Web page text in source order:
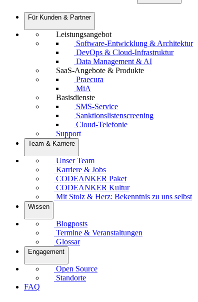
Für Kunden & Partner
Leistungsangebot
Software-Entwicklung & Architektur
DevOps & Cloud-Infrastruktur
Data Management & AI
SaaS-Angebote & Produkte
Praecura
MiA
Basisdienste
SMS-Service
Sanktionslistenscreening
Cloud-Telefonie
Support
Team & Karriere
Unser Team
Karriere & Jobs
CODEANKER Paket
CODEANKER Kultur
Mit Stolz & Herz: Bekenntnis zu uns selbst
Wissen
Blogposts
Termine & Veranstaltungen
Glossar
Engagement
Open Source
Standorte
FAQ